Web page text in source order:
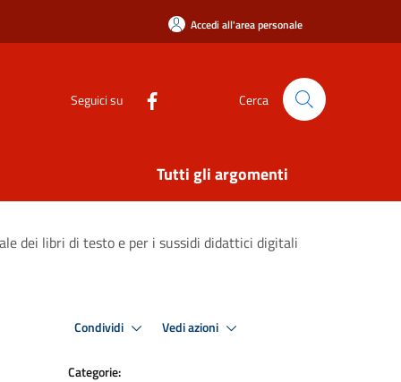
Accedi all'area personale
Seguici su Cerca
Tutti gli argomenti
dei libri di testo e per i sussidi didattici digitali
Condividi Vedi azioni
Categorie: